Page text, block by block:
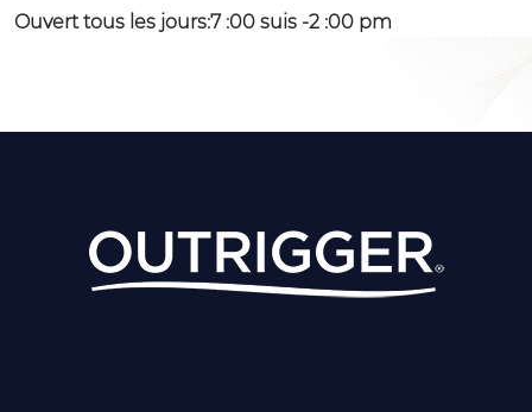
Ouvert tous les jours:7 :00 suis -2 :00 pm